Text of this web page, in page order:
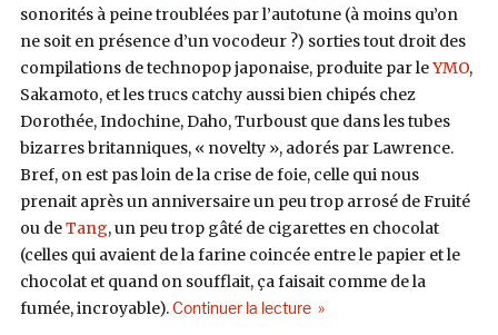
sonorités à peine troublées par l’autotune (à moins qu’on
ne soit en présence d’un vocodeur ?) sorties tout droit des
compilations de technopop japonaise, produite par leYMO,
Sakamoto, et les trucs catchy aussi bien chipés chez
Dorothée, Indochine, Daho, Turboust que dans les tubes
bizarres britanniques, « novelty », adorés par Lawrence.
Bref, on estpas loin de la crise de foie, celle qui nous
prenait après un anniversaire un peu trop arrosé de Fruité
ou deTang, un peu trop gâté de cigarettes en chocolat
(celles qui avaient de la farine coincée entre le papier et le
chocolat et quand on soufflait, ça faisait comme de la
fumée, incroyable). Continuer la lecturede « Cour de récré, s/t